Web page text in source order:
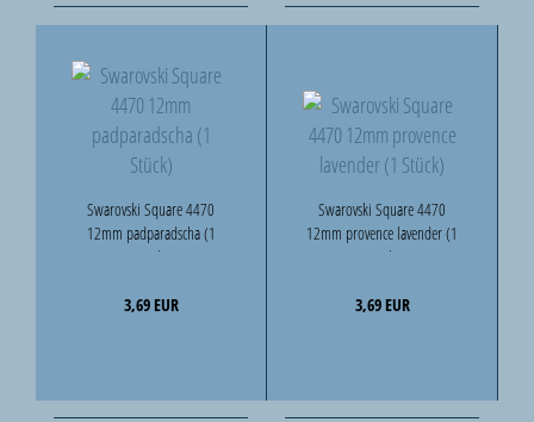
Swarovski Square 4470
12mm padparadscha (1
Stück)
3,69 EUR
Swarovski Square 4470
12mm provence lavender (1
Stück)
3,69 EUR